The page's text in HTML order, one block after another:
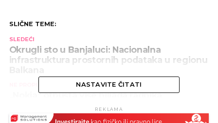
SLIČNE TEME:
SLEDEĆI
Okrugli sto u Banjaluci: Nacionalna
infrastruktura prostornih podataka u regionu
„Nokia“ otpušta više hiljada radnika
NASTAVITE ČITATI
REKLAMA